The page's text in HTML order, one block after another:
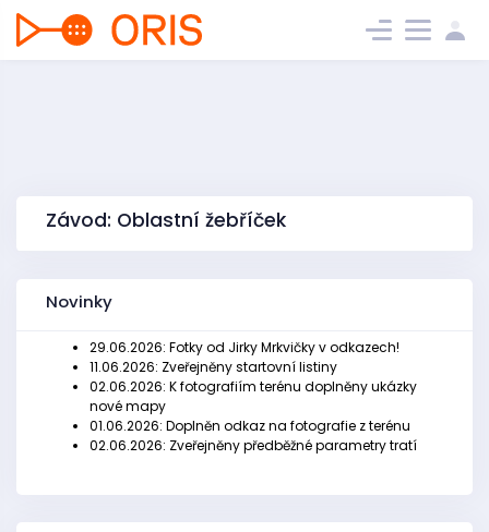
Závod: Oblastní žebříček
Novinky
29.06.2026: Fotky od Jirky Mrkvičky v odkazech!
11.06.2026: Zveřejněny startovní listiny
02.06.2026: K fotografiím terénu doplněny ukázky
nové mapy
01.06.2026: Doplněn odkaz na fotografie z terénu
02.06.2026: Zveřejněny předběžné parametry tratí